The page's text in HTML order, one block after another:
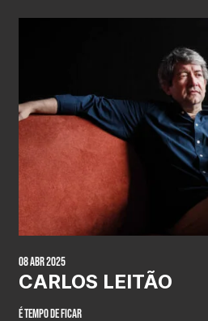
08 Abr 2025
CARLOS LEITÃO
É tempo de ficar